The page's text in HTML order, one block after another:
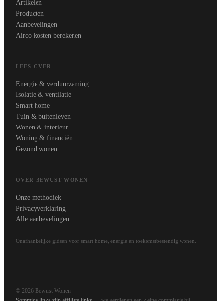
Artikelen
Producten
Aanbevelingen
Airco kosten berekenen
LEES OVER
Energie & verduurzaming
Isolatie & ventilatie
Smart home
Tuin & buitenleven
Wonen & interieur
Woning & financiën
Gezond wonen
OVER BEWUST WONEN
Onze methodiek
Privacyverklaring
Alle aanbevelingen
Onafhankelijke gidsen voor smart home, energie en toekomstbestendig wonen.
© 2026 Bewust Wonen